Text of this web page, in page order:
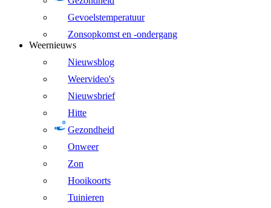
Gevoelstemperatuur
Zonsopkomst en -ondergang
Weernieuws
Nieuwsblog
Weervideo's
Nieuwsbrief
Hitte
Gezondheid
Onweer
Zon
Hooikoorts
Tuinieren